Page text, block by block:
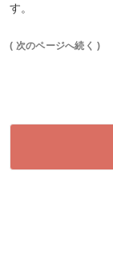
す。
( 次のページへ続く )